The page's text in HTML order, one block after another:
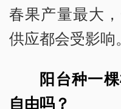
春果产量最大
供应都会受影响
阳台种一
自由吗？